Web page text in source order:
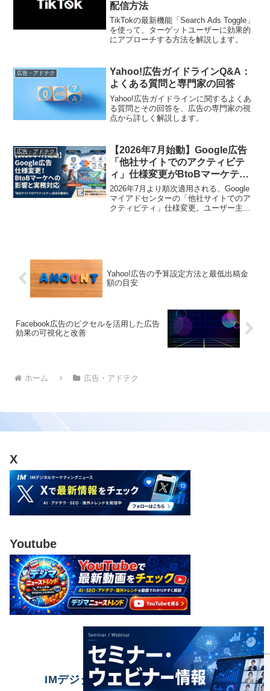
配信方法
TikTokの最新機能「Search Ads Toggle」
を使って、ターゲットユーザーに効果的
にアプローチする方法を解説します。
広告・アドテク
Yahoo!広告ガイドラインQ&A：
よくある質問と専門家の回答
Yahoo!広告ガイドラインに関するよくあ
る質問とその回答を、広告の専門家の視
点から詳しく解説します。
広告・アドテク
【2026年7月始動】Google広告
「他社サイトでのアクティビテ
ィ」仕様変更がBtoBマーケティ
ングに与える影響と実務対応
2026年7月より順次適用される、Google
マイアドセンターの「他社サイトでのア
クティビティ」仕様変更。ユーザー主導
時代を見据えたブランドSEOとの接続ま
でを専門ライターがわかりやすく解説し
Yahoo!広告の予算設定方法と最低出稿金
額の目安
Facebook広告のピクセルを活用した広告
効果の可視化と改善
ホーム 広告・アドテク
X
Youtube
IMデジタルマーケティングニュース